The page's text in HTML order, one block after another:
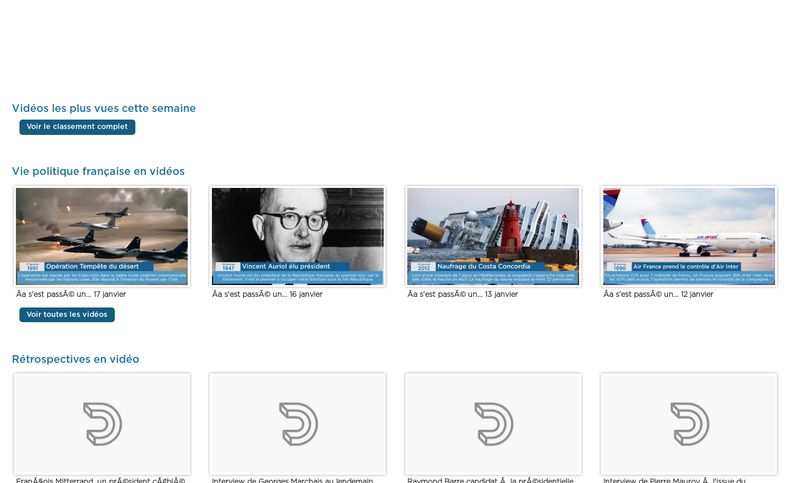
Vidéos les plus vues cette semaine
Voir le classement complet
Vie politique française en vidéos
Ãa s'est passÃ© un... 17 janvier Ãa s'est passÃ© un... 16 janvier Ãa s'est passÃ© un... 13 janvier Ãa s'est passÃ© un... 12 janvier
Voir toutes les vidéos
Rétrospectives en vidéo